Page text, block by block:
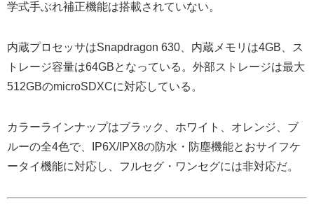
学式手ぶれ補正機能は搭載されていない。
内蔵プロセッサはSnapdragon 630、内蔵メモリは4GB、ス
トレージ容量は64GBとなっている。外部ストレージは最大
512GBのmicroSDXCに対応している。
カラーラインナップはブラック、ホワイト、オレンジ、ブ
ルーの全4色で、IP6X/IPX8の防水・防塵機能とおサイフケ
ータイ機能に対応し、フルセグ・ワンセグには非対応だ。